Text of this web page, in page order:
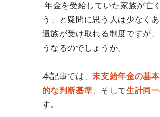
年金を受給していた家族が亡
う」と疑問に思う人は少なく
遺族が受け取れる制度ですが
うなるのでしょうか。
本記事では、未支給年金の基
的な判断基準 、そして生計同
す。